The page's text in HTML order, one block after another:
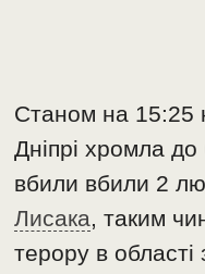
Станом на 15:25
Дніпрі хромла
вбили вбили 2
Лисака, таким
терору в